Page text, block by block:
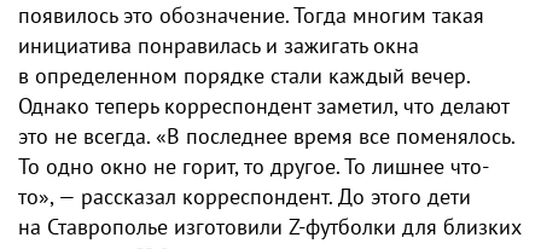
появилось это обозначение. Тогда многим такая
инициатива понравилась и зажигать окна
в определенном порядке стали каждый вечер.
Однако теперь корреспондент заметил, что делают
это не всегда. «В последнее время все поменялось.
То одно окно не горит, то другое. То лишнее что-
то», — рассказал корреспондент. До этого дети
на Ставрополье изготовили Z-футболки для близких